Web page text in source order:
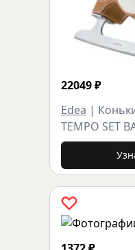
22049₽
Edea |
TEMPO SET